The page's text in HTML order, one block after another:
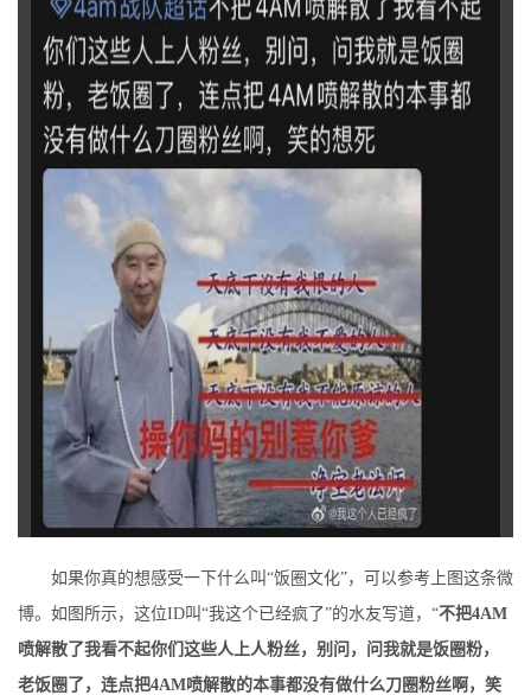
如果你真的想感受一下什么叫“饭圈文化”，可以参考上图这条微
博。如图所示，这位ID叫“我这个已经疯了”的水友写道，“不把4AM
喷解散了我看不起你们这些人上人粉丝，别问，问我就是饭圈粉，
老饭圈了，连点把4AM喷解散的本事都没有做什么刀圈粉丝啊，笑